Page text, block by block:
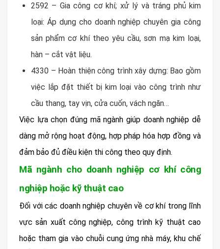
2592 – Gia công cơ khí; xử lý và tráng phủ kim
loại: Áp dụng cho doanh nghiệp chuyên gia công
sản phẩm cơ khí theo yêu cầu, sơn mạ kim loại,
hàn – cắt vật liệu.
4330 – Hoàn thiện công trình xây dựng: Bao gồm
việc lắp đặt thiết bị kim loại vào công trình như
cầu thang, tay vịn, cửa cuốn, vách ngăn…
Việc lựa chọn đúng mã ngành giúp doanh nghiệp dễ
dàng mở rộng hoạt động, hợp pháp hóa hợp đồng và
đảm bảo đủ điều kiện thi công theo quy định.
Mã ngành cho doanh nghiệp cơ khí công
nghiệp hoặc kỹ thuật cao
Đối với các doanh nghiệp chuyên về cơ khí trong lĩnh
vực sản xuất công nghiệp, công trình kỹ thuật cao
hoặc tham gia vào chuỗi cung ứng nhà máy, khu chế